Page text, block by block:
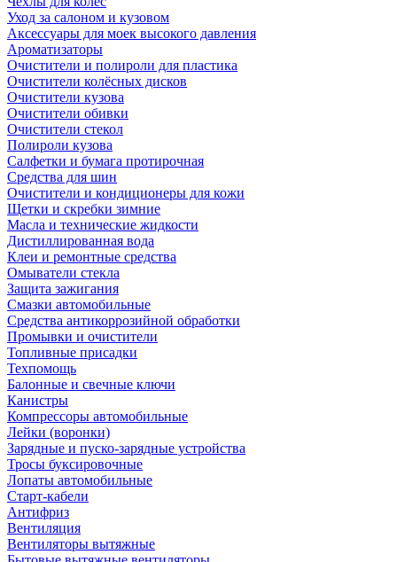
Уход за салоном и кузовом
Аксессуары для моек высокого давления
Ароматизаторы
Очистители и полироли для пластика
Очистители колёсных дисков
Очистители кузова
Очистители обивки
Очистители стекол
Полироли кузова
Салфетки и бумага протирочная
Средства для шин
Очистители и кондиционеры для кожи
Щетки и скребки зимние
Масла и технические жидкости
Дистиллированная вода
Клеи и ремонтные средства
Омыватели стекла
Защита зажигания
Смазки автомобильные
Средства антикоррозийной обработки
Промывки и очистители
Топливные присадки
Техпомощь
Балонные и свечные ключи
Канистры
Компрессоры автомобильные
Лейки (воронки)
Зарядные и пуско-зарядные устройства
Тросы буксировочные
Лопаты автомобильные
Старт-кабели
Антифриз
Вентиляция
Вентиляторы вытяжные